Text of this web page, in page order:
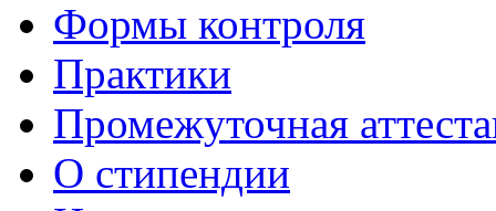
Формы контроля
Практики
Промежуточная
О стипендии